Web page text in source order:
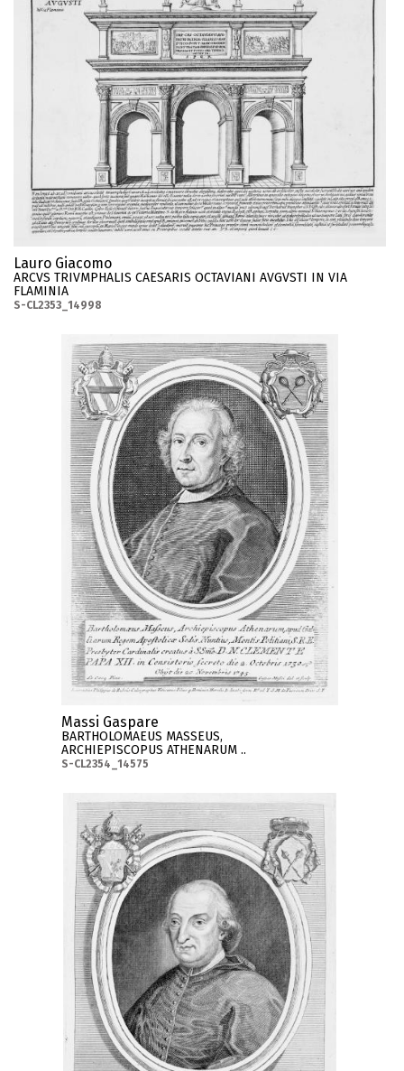
Lauro Giacomo
ARCVS TRIVMPHALIS CAESARIS OCTAVIANI AVGVSTI IN VIA
FLAMINIA
S-CL2353_14998
Massi Gaspare
BARTHOLOMAEUS MASSEUS,
ARCHIEPISCOPUS ATHENARUM ..
S-CL2354_14575